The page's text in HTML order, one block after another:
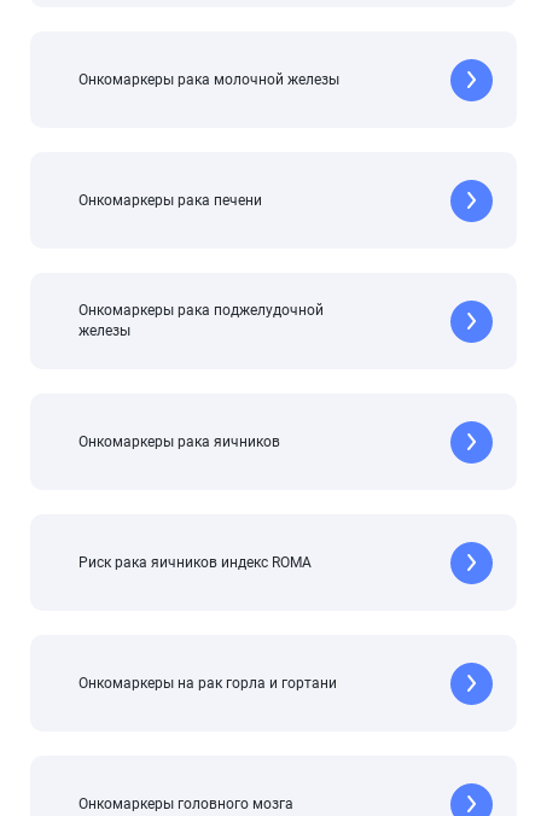
Онкомаркеры рака молочной железы
Онкомаркеры рака печени
Онкомаркеры рака поджелудочной
железы
Онкомаркеры рака яичников
Риск рака яичников индекс ROMA
Онкомаркеры на рак горла и гортани
Онкомаркеры головного мозга